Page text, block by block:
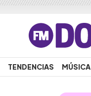
TENDENCIAS MÚSICA